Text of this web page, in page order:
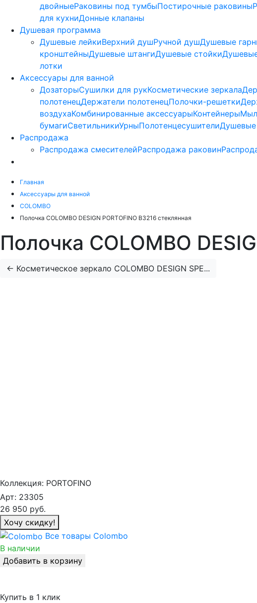
двойныеРаковины под тумбыПостирочные раковины
для кухниДонные клапаны
Душевая программа
Душевые лейкиВерхний душРучной душДушевые
кронштейныДушевые штангиДушевые стойки
лотки
Аксессуары для ванной
ДозаторыСушилки для рукКосметические зеркала
полотенецДержатели полотенецПолочки-решетки
воздухаКомбинированные аксессуарыКонтейнеры
бумагиСветильникиУрныПолотенцесушителиДушевые
Распродажа
Распродажа смесителейРаспродажа раковин
Главная
Аксессуары для ванной
COLOMBO
Полочка COLOMBO DESIGN PORTOFINO B3216 стеклянная
Полочка COLOMBO
← Косметическое зеркало COLOMBO DESIGN SPE...
Коллекция: PORTOFINO
Арт: 23305
26 950 руб.
Хочу скидку!
Все товары Colombo
В наличии
Добавить в корзину
Купить в 1 клик